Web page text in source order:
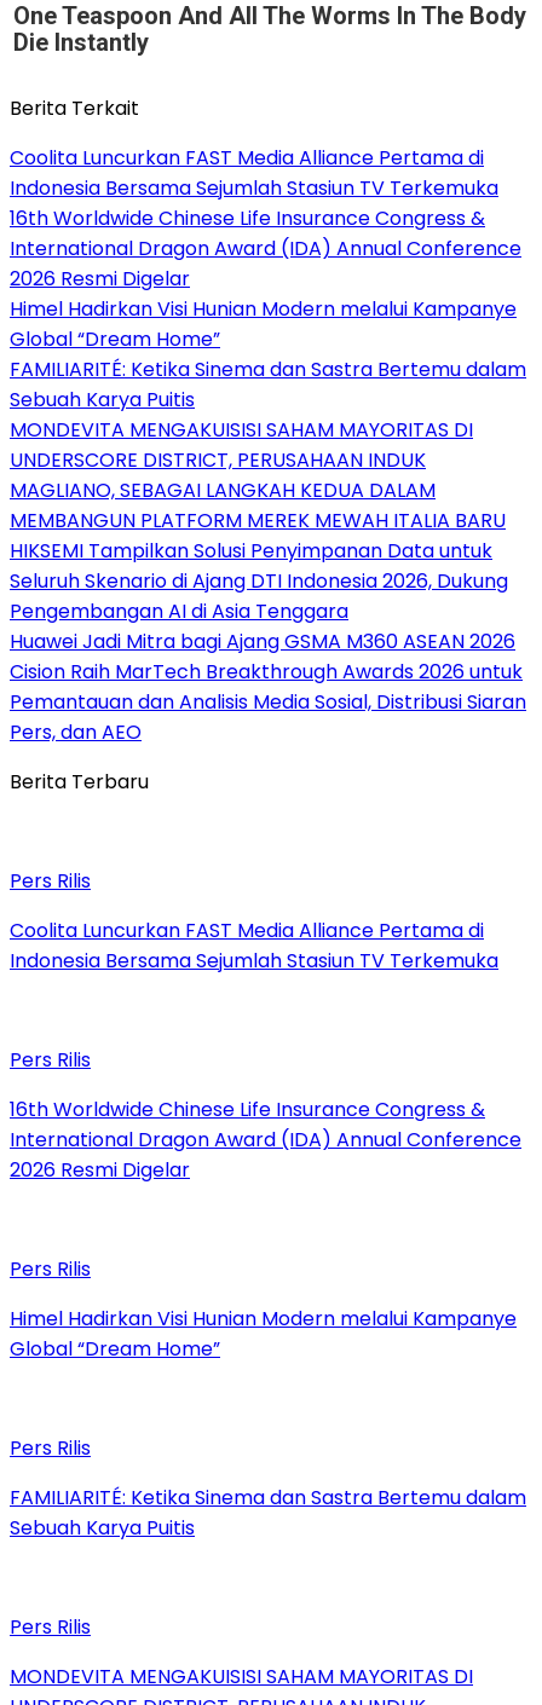
One Teaspoon And All The Worms In The Body
Die Instantly
Berita Terkait
Coolita Luncurkan FAST Media Alliance Pertama di
Indonesia Bersama Sejumlah Stasiun TV Terkemuka
16th Worldwide Chinese Life Insurance Congress &
International Dragon Award (IDA) Annual Conference
2026 Resmi Digelar
Himel Hadirkan Visi Hunian Modern melalui Kampanye
Global “Dream Home”
FAMILIARITÉ: Ketika Sinema dan Sastra Bertemu dalam
Sebuah Karya Puitis
MONDEVITA MENGAKUISISI SAHAM MAYORITAS DI
UNDERSCORE DISTRICT, PERUSAHAAN INDUK
MAGLIANO, SEBAGAI LANGKAH KEDUA DALAM
MEMBANGUN PLATFORM MEREK MEWAH ITALIA BARU
HIKSEMI Tampilkan Solusi Penyimpanan Data untuk
Seluruh Skenario di Ajang DTI Indonesia 2026, Dukung
Pengembangan AI di Asia Tenggara
Huawei Jadi Mitra bagi Ajang GSMA M360 ASEAN 2026
Cision Raih MarTech Breakthrough Awards 2026 untuk
Pemantauan dan Analisis Media Sosial, Distribusi Siaran
Pers, dan AEO
Berita Terbaru
Pers Rilis
Coolita Luncurkan FAST Media Alliance Pertama di
Indonesia Bersama Sejumlah Stasiun TV Terkemuka
Pers Rilis
16th Worldwide Chinese Life Insurance Congress &
International Dragon Award (IDA) Annual Conference
2026 Resmi Digelar
Pers Rilis
Himel Hadirkan Visi Hunian Modern melalui Kampanye
Global “Dream Home”
Pers Rilis
FAMILIARITÉ: Ketika Sinema dan Sastra Bertemu dalam
Sebuah Karya Puitis
Pers Rilis
MONDEVITA MENGAKUISISI SAHAM MAYORITAS DI